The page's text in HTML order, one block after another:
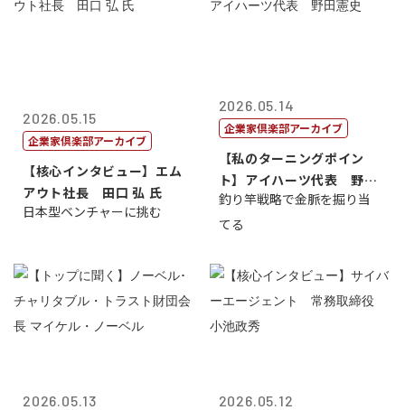
2026.05.15
企業家倶楽部アーカイブ
【核心インタビュー】エム
アウト社長 田口 弘 氏
日本型ベンチャーに挑む
2026.05.14
企業家倶楽部アーカイブ
【私のターニングポイン
ト】アイハーツ代表 野田
憲史
釣り竿戦略で金脈を掘り当
てる
2026.05.13 2026.05.12